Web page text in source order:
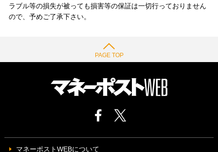
ラブル等の損失が被っても損害等の保証は一切行っておりません
ので、予めご了承下さい。
PAGE TOP
マネーポストWEBについて